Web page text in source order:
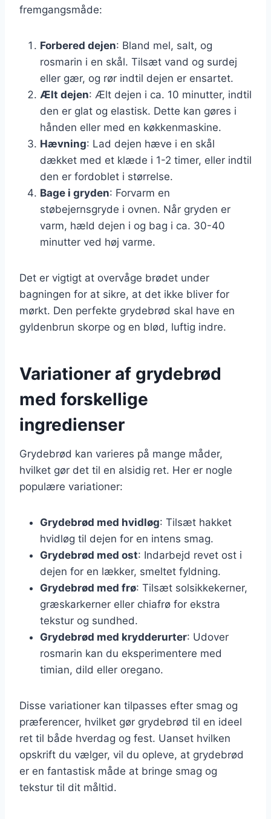
fremgangsmåde:
Forbered dejen: Bland mel, salt, og
rosmarin i en skål. Tilsæt vand og surdej
eller gær, og rør indtil dejen er ensartet.
Ælt dejen: Ælt dejen i ca. 10 minutter, indtil
den er glat og elastisk. Dette kan gøres i
hånden eller med en køkkenmaskine.
Hævning: Lad dejen hæve i en skål
dækket med et klæde i 1-2 timer, eller indtil
den er fordoblet i størrelse.
Bage i gryden: Forvarm en
støbejernsgryde i ovnen. Når gryden er
varm, hæld dejen i og bag i ca. 30-40
minutter ved høj varme.
Det er vigtigt at overvåge brødet under
bagningen for at sikre, at det ikke bliver for
mørkt. Den perfekte grydebrød skal have en
gyldenbrun skorpe og en blød, luftig indre.
Variationer af grydebrød
med forskellige
ingredienser
Grydebrød kan varieres på mange måder,
hvilket gør det til en alsidig ret. Her er nogle
populære variationer:
Grydebrød med hvidløg: Tilsæt hakket
hvidløg til dejen for en intens smag.
Grydebrød med ost: Indarbejd revet ost i
dejen for en lækker, smeltet fyldning.
Grydebrød med frø: Tilsæt solsikkekerner,
græskarkerner eller chiafrø for ekstra
tekstur og sundhed.
Grydebrød med krydderurter: Udover
rosmarin kan du eksperimentere med
timian, dild eller oregano.
Disse variationer kan tilpasses efter smag og
præferencer, hvilket gør grydebrød til en ideel
ret til både hverdag og fest. Uanset hvilken
opskrift du vælger, vil du opleve, at grydebrød
er en fantastisk måde at bringe smag og
tekstur til dit måltid.